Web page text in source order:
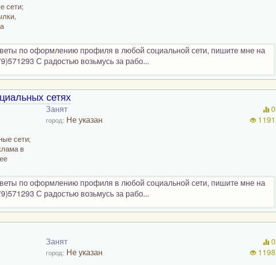
сети;
по оформлению профиля в любой социальной сети, пишите мне на
С радостью возьмусь за рабо...
сетях
сети;
в
Занят
город: Не указан
0
1191
по оформлению профиля в любой социальной сети, пишите мне на
С радостью возьмусь за рабо...
Занят
город: Не указан
0
1198